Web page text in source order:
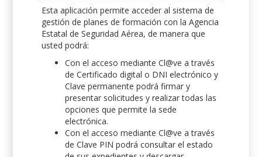
Esta aplicación permite acceder al sistema de
gestión de planes de formación con la Agencia
Estatal de Seguridad Aérea, de manera que
usted podrá:
Con el acceso mediante Cl@ve a través
de Certificado digital o DNI electrónico y
Clave permanente podrá firmar y
presentar solicitudes y realizar todas las
opciones que permite la sede
electrónica.
Con el acceso mediante Cl@ve a través
de Clave PIN podrá consultar el estado